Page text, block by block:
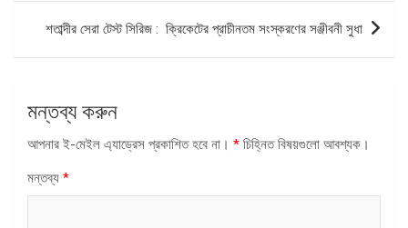
শতাব্দীর সেরা টেস্ট সিরিজ : ক্রিকেটের প্রাচীনতম সংস্করণের সঞ্জীবনী সুধা
মন্তব্য করুন
আপনার ই-মেইল এ্যাড্রেস প্রকাশিত হবে না। * চিহ্নিত বিষয়গুলো আবশ্যক।
মন্তব্য *